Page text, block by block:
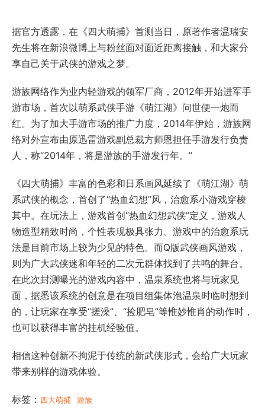
据官方透露，在《四大萌捕》首测当日，原著作者温瑞安
先生将在新浪微博上与粉丝面对面近距离接触，和大家分
享自己关于武侠的游戏之梦。
游族网络作为业内轻游戏的领军厂商，2012年开始进军手
游市场，首次以萌系武侠手游《萌江湖》问世便一炮而
红。为了加大手游市场的推广力度，2014年伊始，游族网
络对外宣布由原迅雷游戏副总裁方师恩担任手游发行负责
人，称“2014年，将是游族的手游发行年。”
《四大萌捕》丰富的色彩和日系画风延续了《萌江湖》萌
系武侠的概念，首创了“热血幻想”风，治愈系小游戏穿梭
其中。在玩法上，游戏首创“热血幻想武侠”定义，游戏人
物造型精致时尚，个性表现极具张力。游戏中的治愈系玩
法是目前市场上较为少见的特色。而Q版武侠画风游戏，
则为广大武侠迷和年轻的二次元群体找到了共鸣的舞台。
在此次封测曝光的游戏内容中，温泉系统也将与玩家见
面，据悉该系统的创意是在项目组集体泡温泉时临时想到
的，让玩家在享受“搓澡”、“捡肥皂”等惟妙惟肖的动作时，
也可以获得丰富的挂机经验值。
相信这种创新不拘泥于传统的新武侠形式，会给广大玩家
带来别样的游戏体验。
标签： 四大萌捕 游族